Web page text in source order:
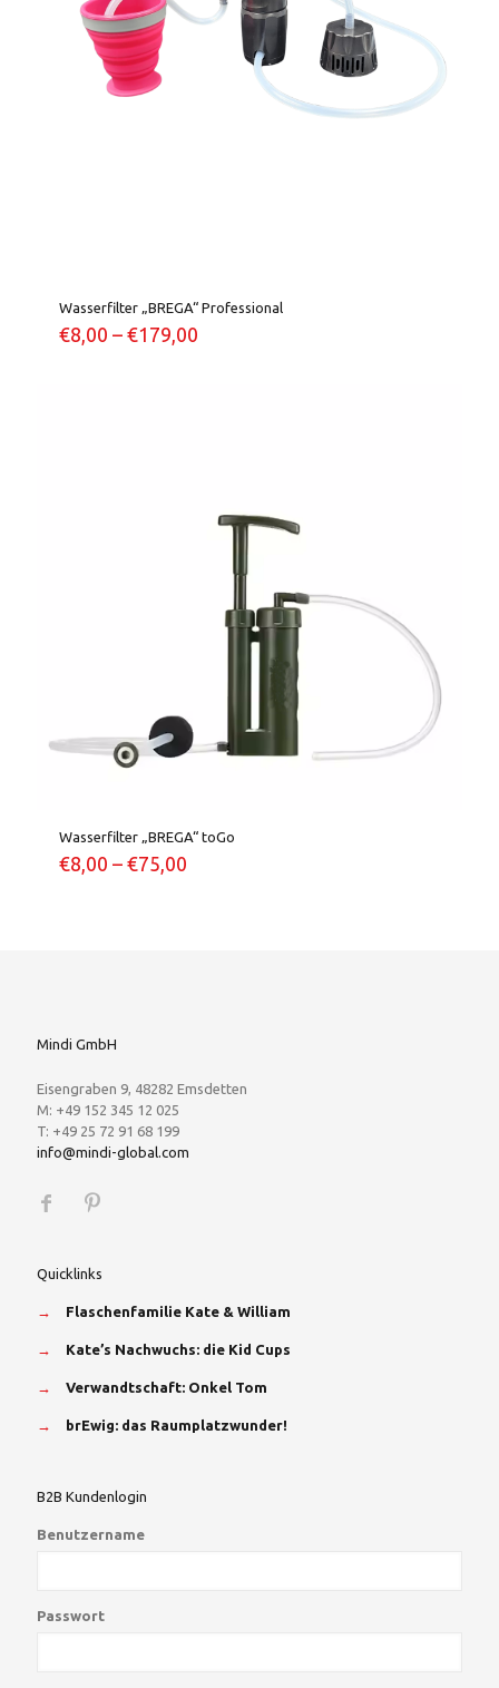
Wasserfilter „BREGA“ Professional
€8,00 – €179,00
Wasserfilter „BREGA“ toGo
€8,00 – €75,00
Mindi GmbH
Eisengraben 9, 48282 Emsdetten
M: +49 152 345 12 025
T: +49 25 72 91 68 199
info@mindi-global.com
Quicklinks
→ Flaschenfamilie Kate & William
→ Kate’s Nachwuchs: die Kid Cups
→ Verwandtschaft: Onkel Tom
→ brEwig: das Raumplatzwunder!
B2B Kundenlogin
Benutzername
Passwort